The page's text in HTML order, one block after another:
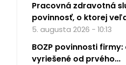
Pracovná zdravotná
povinnosť, o ktorej
5. augusta 2026 - 10:13
BOZP povinnosti
vyriešené od prvého...